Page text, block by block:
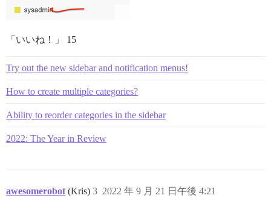
「いいね！」 15
Try out the new sidebar and notification menus!
How to create multiple categories?
Ability to reorder categories in the sidebar
2022: The Year in Review
awesomerobot (Kris) 2022 年 9 月 21 日午後 4:21
3